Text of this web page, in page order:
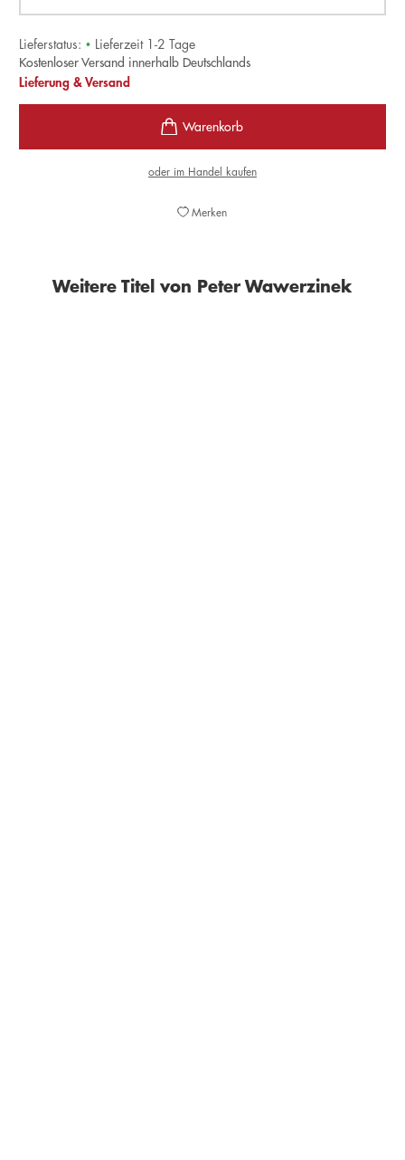
Lieferstatus: • Lieferzeit 1-2 Tage
Kostenloser Versand innerhalb Deutschlands
Lieferung & Versand
oder im Handel kaufen
Merken
Weitere Titel von Peter Wawerzinek